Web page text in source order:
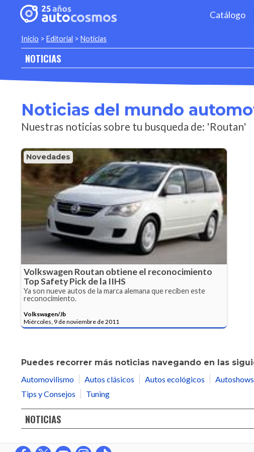
Catálogo
Inicio > Editorial > Noticias
NOTICIAS
Noticias del mundo
Nuestras noticias sobre tu busqueda de: 'Routan'
Novedades
Volkswagen Routan obtiene el reconocimiento
Top Safety Pick de la IIHS
Ya son nueve autos de la marca alemana que reciben este
reconocimiento.
Volkswagen/Jb
Miércoles, 9 de noviembre de 2011
Puedes recorrer más noticias navegando en las
Automovilismo
Autos clásicos Autos ecológicos Autoshows
Tips y Consejos
Tuning
NOTICIAS